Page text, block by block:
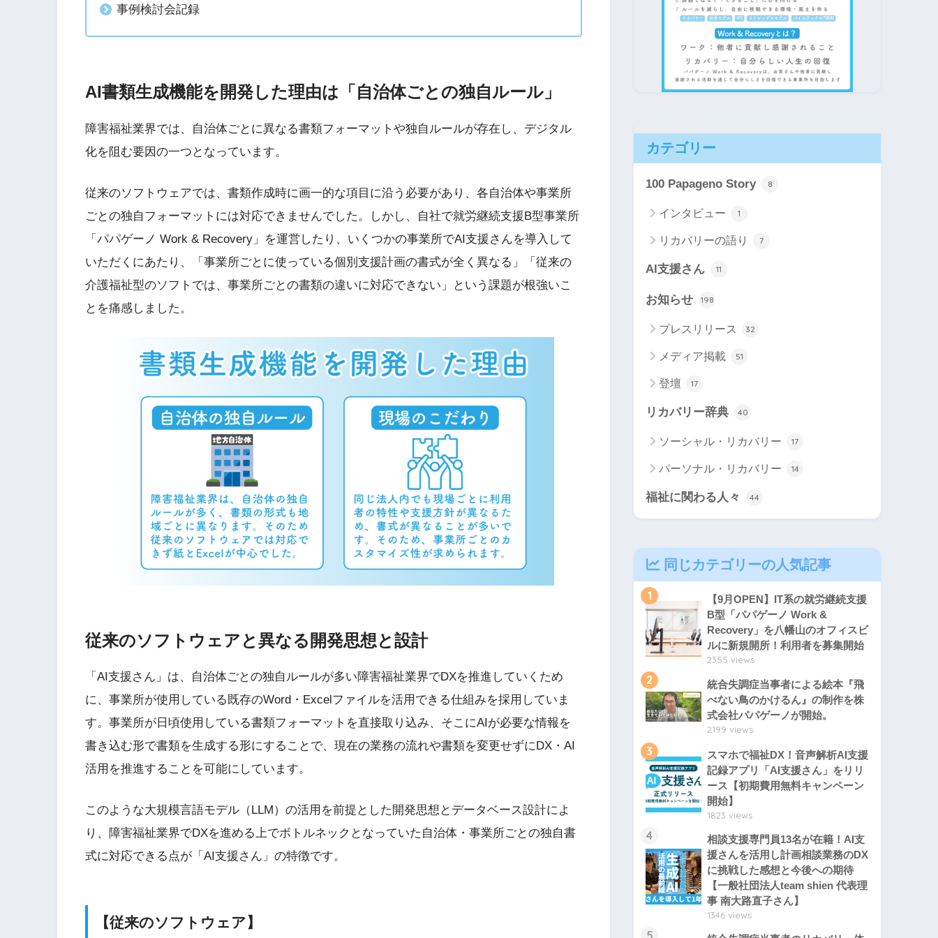
事例検討会記録
AI書類生成機能を開発した理由は「自治体ごとの独自ルール」
障害福祉業界では、自治体ごとに異なる書類フォーマットや独自ルールが存在し、デジタル
化を阻む要因の一つとなっています。
従来のソフトウェアでは、書類作成時に画一的な項目に沿う必要があり、各自治体や事業所
ごとの独自フォーマットには対応できませんでした。しかし、自社で就労継続支援B型事業所
「パパゲーノ Work & Recovery」を運営したり、いくつかの事業所でAI支援さんを導入して
いただくにあたり、「事業所ごとに使っている個別支援計画の書式が全く異なる」「従来の
介護福祉型のソフトでは、事業所ごとの書類の違いに対応できない」という課題が根強いこ
とを痛感しました。
従来のソフトウェアと異なる開発思想と設計
「AI支援さん」は、自治体ごとの独自ルールが多い障害福祉業界でDXを推進していくため
に、事業所が使用している既存のWord・Excelファイルを活用できる仕組みを採用していま
す。事業所が日頃使用している書類フォーマットを直接取り込み、そこにAIが必要な情報を
書き込む形で書類を生成する形にすることで、現在の業務の流れや書類を変更せずにDX・AI
活用を推進することを可能にしています。
このような大規模言語モデル（LLM）の活用を前提とした開発思想とデータベース設計によ
り、障害福祉業界でDXを進める上でボトルネックとなっていた自治体・事業所ごとの独自書
式に対応できる点が「AI支援さん」の特徴です。
【従来のソフトウェア】
カテゴリー
100 Papageno Story 8
インタビュー 1
リカバリーの語り 7
AI支援さん 11
お知らせ 198
プレスリリース 32
メディア掲載 51
登壇 17
リカバリー辞典 40
ソーシャル・リカバリー 17
パーソナル・リカバリー 14
福祉に関わる人々 44
同じカテゴリーの人気記事
1
【9月OPEN】IT系の就労継続支援
B型「パパゲーノ Work &
Recovery」を八幡山のオフィスビ
ルに新規開所！利用者を募集開始
2355 views
2
統合失調症当事者による絵本『飛
べない鳥のかけるん』の制作を株
式会社パパゲーノが開始。
2199 views
3
スマホで福祉DX！音声解析AI支援
記録アプリ「AI支援さん」をリリ
ース【初期費用無料キャンペーン
開始】
1823 views
4
相談支援専門員13名が在籍！AI支
援さんを活用し計画相談業務のDX
に挑戦した感想と今後への期待
【一般社団法人team shien 代表理
事 南大路直子さん】
1346 views
5